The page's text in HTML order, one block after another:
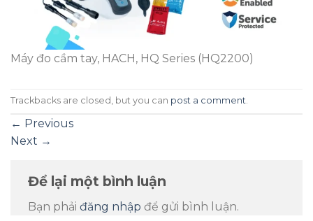
Máy đo cầm tay, HACH, HQ Series (HQ2200)
Trackbacks are closed, but you can post a comment.
← Previous
Next →
Để lại một bình luận
Bạn phải đăng nhập để gửi bình luận.